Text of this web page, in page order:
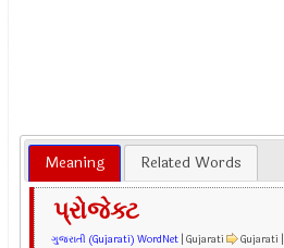
Meaning Related Words
પ્રોજેક્ટ
ગુજરાતી (Gujarati) WordNet | Gujarati Gujarati |